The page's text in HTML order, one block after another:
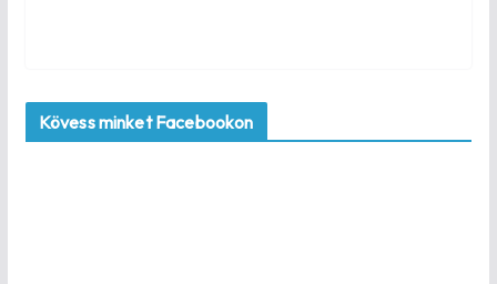
Kövess minket Facebookon